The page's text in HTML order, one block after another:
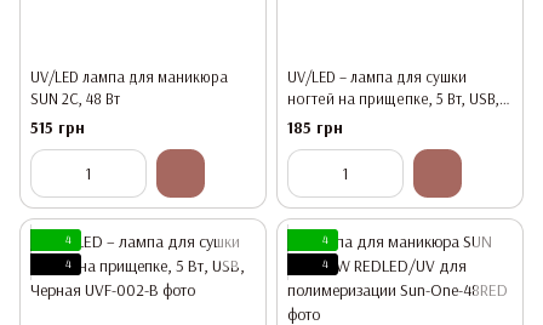
UV/LED лампа для маникюра
SUN 2C, 48 Вт
515 грн
UV/LED – лампа для сушки
ногтей на прищепке, 5 Вт, USB,
Серебристая
185 грн
4
4
4
4